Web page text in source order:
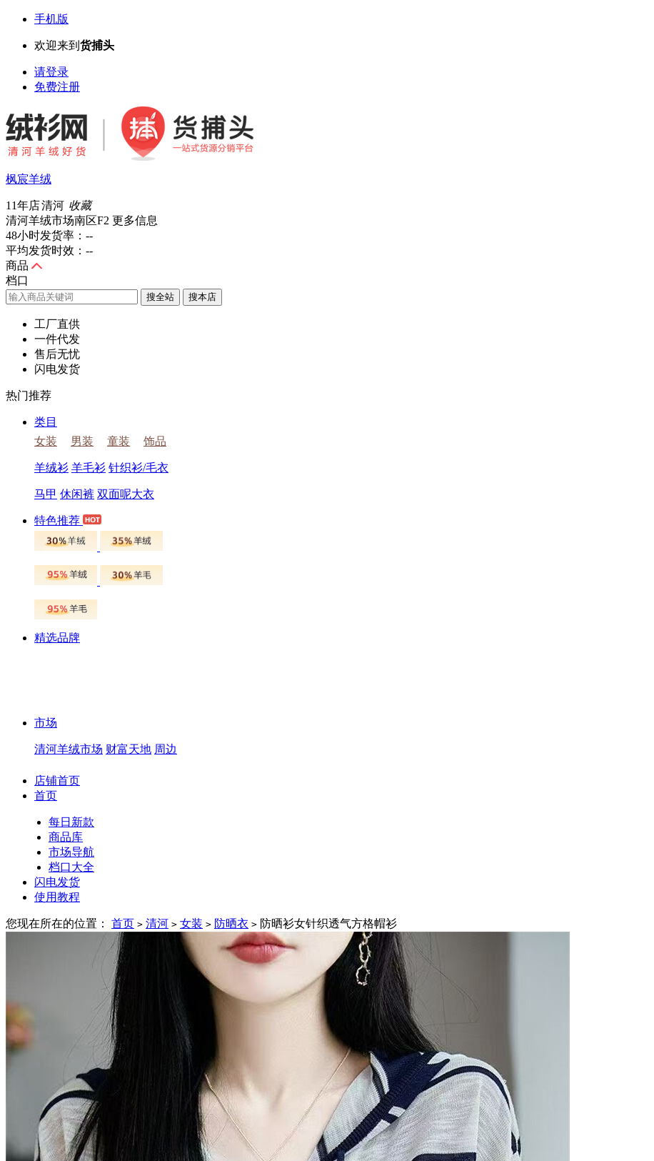
手机版
欢迎来到 货捕头
请登录
免费注册
枫宸羊绒
11年店清河 收藏
清河羊绒市场南区F2 更多信息
48小时发货率： --
平均发货时效： --
商品
档口
搜全站
工厂直供
一件代发
售后无忧
闪电发货
热门推荐
类目
女装
男装 童装 饰品
羊绒衫 羊毛衫 针织衫/毛衣
马甲 休闲裤 双面呢大衣
特色推荐
精选品牌
市场
清河羊绒市场 财富天地 周边
店铺首页
首页
每日新款
商品库
市场导航
档口大全
闪电发货
使用教程
您现在所在的位置： 首页 > 清河 > 女装 > 防晒衣 > 防晒衫女针织透气方格帽衫